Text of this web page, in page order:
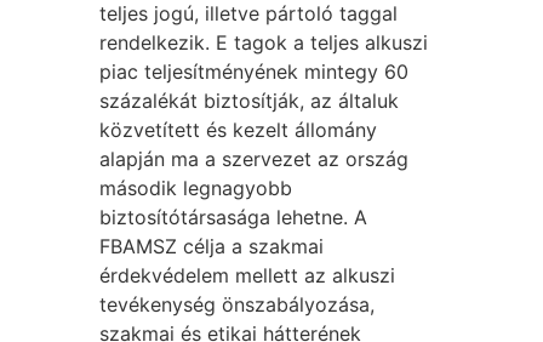
teljes jogú, illetve pártoló taggal
rendelkezik. E tagok a teljes alkuszi
piac teljesítményének mintegy 60
százalékát biztosítják, az általuk
közvetített és kezelt állomány
alapján ma a szervezet az ország
második legnagyobb
biztosítótársasága lehetne. A
FBAMSZ célja a szakmai
érdekvédelem mellett az alkuszi
tevékenység önszabályozása,
szakmai és etikai hátterének